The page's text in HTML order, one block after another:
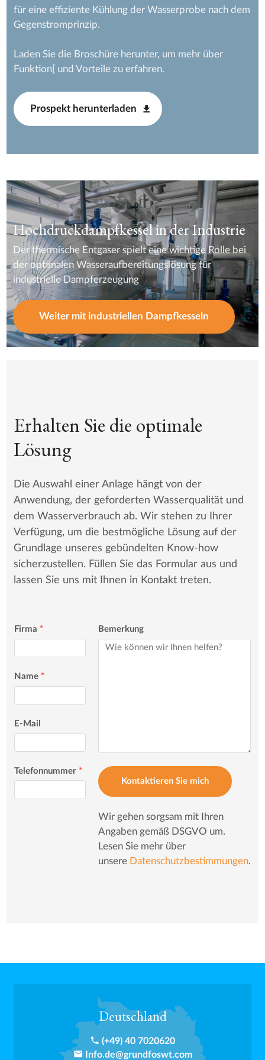
für eine effiziente Kühlung der Wasserprobe nach dem
Gegenstromprinzip.
Laden Sie die Broschüre herunter, um mehr über
Funktion[ und Vorteile zu erfahren.
Prospekt herunterladen
Hochdruckdampfkessel in der Industrie
Der thermische Entgaser spielt eine wichtige Rolle bei
der optimalen Wasseraufbereitungslösung für
industrielle Dampferzeugung
Weiter mit industriellen Dampfkesseln
Erhalten Sie die optimale
Lösung
Die Auswahl einer Anlage hängt von der
Anwendung, der geforderten Wasserqualität und
dem Wasserverbrauch ab. Wir stehen zu Ihrer
Verfügung, um die bestmögliche Lösung auf der
Grundlage unseres gebündelten Know-how
sicherzustellen. Füllen Sie das Formular aus und
lassen Sie uns mit Ihnen in Kontakt treten.
Firma *
Name *
E-Mail
Telefonnummer *
Bemerkung
Kontaktieren Sie mich
Wir gehen sorgsam mit Ihren
Angaben gemäß DSGVO um.
Lesen Sie mehr über
unsere Datenschutzbestimmungen.
Deutschland
phone (+49) 40 7020620
email
Info.de@grundfoswt.com